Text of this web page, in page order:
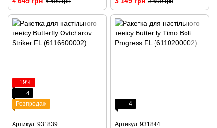
(6116500002)
−19%
4
Розпродаж
Артикул: 931839
4
Артикул: 931844